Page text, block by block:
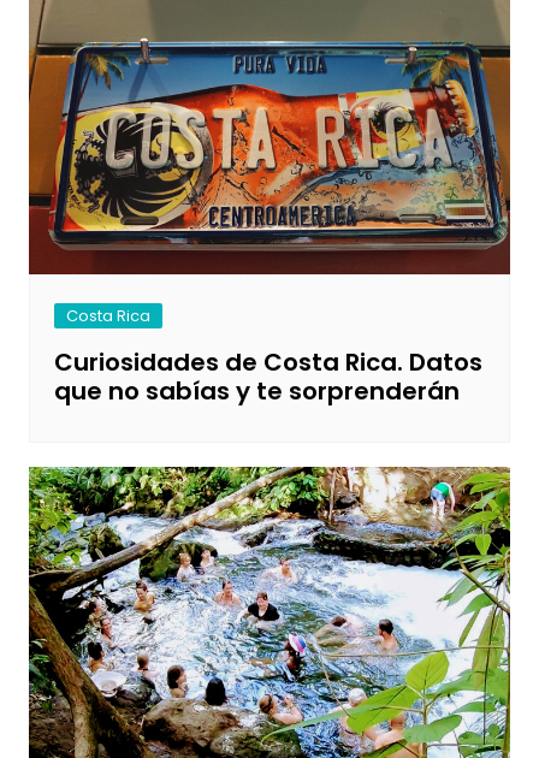
Costa Rica
Curiosidades de Costa Rica. Datos
que no sabías y te sorprenderán